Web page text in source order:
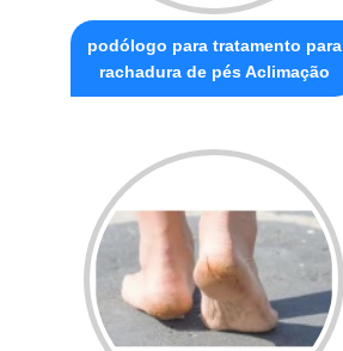
podólogo para tratamento para
rachadura de pés Aclimação